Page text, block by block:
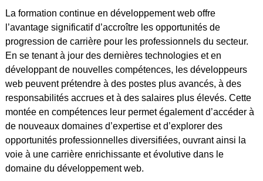
La formation continue en développement web offre
l’avantage significatif d’accroître les opportunités de
progression de carrière pour les professionnels du secteur.
En se tenant à jour des dernières technologies et en
développant de nouvelles compétences, les développeurs
web peuvent prétendre à des postes plus avancés, à des
responsabilités accrues et à des salaires plus élevés. Cette
montée en compétences leur permet également d’accéder à
de nouveaux domaines d’expertise et d’explorer des
opportunités professionnelles diversifiées, ouvrant ainsi la
voie à une carrière enrichissante et évolutive dans le
domaine du développement web.